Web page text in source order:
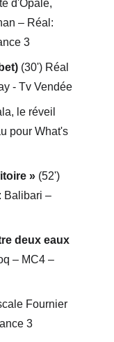
d'Opale,
– Réal:
3
(30') Réal
- Tv Vendée
le réveil
pour What's
» (52')
Balibari –
deux eaux
– MC4 –
Fournier
3